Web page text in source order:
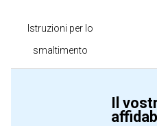
Istruzioni per lo
smaltimento
Il